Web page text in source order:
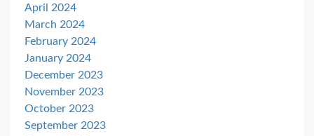
April 2024
March 2024
February 2024
January 2024
December 2023
November 2023
October 2023
September 2023